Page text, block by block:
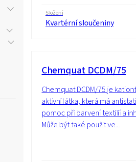
Složení
Kvartérní sloučeniny
Chemquat DCDM/75
Chemquat DCDM/75 je
aktivní látka, která má
pomoc při barvení textilií a
Může být také použit ve...